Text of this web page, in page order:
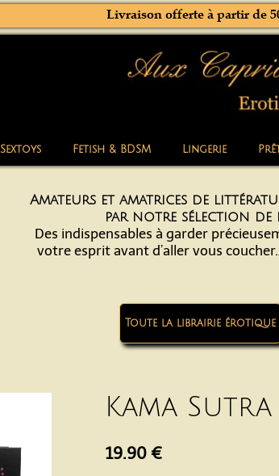
Sextoys Fetish & BDSM Lingerie
Livraison offerte à partir de
Amateurs et amatrices de
par notre sélection de
Des indispensables à garder
votre esprit avant d’aller vous
Toute la librairie érotique
Kama
19.90 €